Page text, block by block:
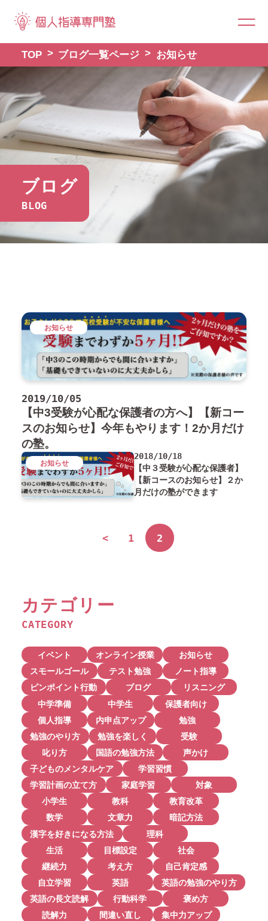
TOP ブログ一覧ページ お知らせ
ブログ
BLOG
2019/10/05
【中3受験が心配な保護者の方へ】【新コー
スのお知らせ】今年もやります！2か月だけ
の塾。
お知らせ
2018/10/18
【中３受験が心配な保護者】
【新コースのお知らせ】２か
月だけの塾ができます
お知らせ
< 1 2
カテゴリー
CATEGORY
イベント オンライン授業
お知らせ
スモールゴール
テスト勉強
ノート指導
ピンポイント行動
ブログ
リスニング
中学準備
中学生
保護者向け
個人指導
内申点アップ
勉強
勉強のやり方
勉強を楽しく
受験
叱り方
国語の勉強方法
声かけ
子どものメンタルケア
学習習慣
学習計画の立て方
家庭学習
対象
小学生
教科
教育改革
数学
文章力
暗記方法
漢字を好きになる方法
理科
生活
目標設定
社会
継続力
考え方
自己肯定感
自立学習
英語
英語の勉強のやり方
英語の長文読解
行動科学
褒め方
読解力
間違い直し
集中力アップ